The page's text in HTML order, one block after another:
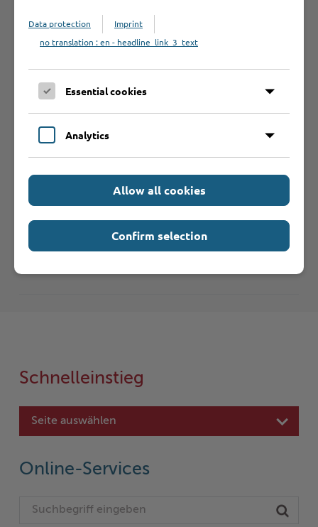
Weiterführende
Informationen
Hilfe & Kontakt:
Kreis Stormarn - Asyl, Bafög,
Schnelleinstieg
Seite auswählen
Online-Services
Data protection
Imprint
no translation : en - headline_link_3_text
Essential cookies
Analytics
Allow all cookies
Confirm selection